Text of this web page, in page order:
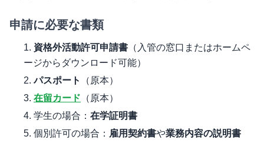
申請に必要な書類
資格外活動許可申請書 （入管の窓口またはホームペ
ージからダウンロード可能）
パスポート
（原本）
在留カード （原本）
学生の場合： 在学証明書
個別許可の場合： 雇用契約書や業務内容の説明書